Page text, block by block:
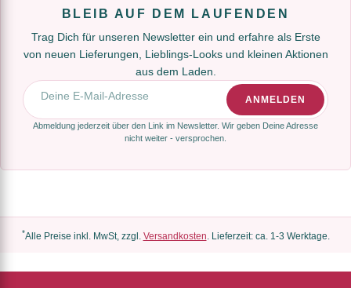
BLEIB AUF DEM LAUFENDEN
Trag Dich für unseren Newsletter ein und erfahre als Erste
von neuen Lieferungen, Lieblings-Looks und kleinen Aktionen
aus dem Laden.
E-Mail-Adresse
ANMELDEN
Abmeldung jederzeit über den Link im Newsletter. Wir geben Deine Adresse
nicht weiter - versprochen.
*Alle Preise inkl. MwSt, zzgl. Versandkosten. Lieferzeit: ca. 1-3 Werktage.